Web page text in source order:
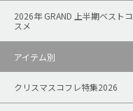
2026年 GRAND 上半期ベストコ
スメ
アイテム別
クリスマスコフレ特集2026